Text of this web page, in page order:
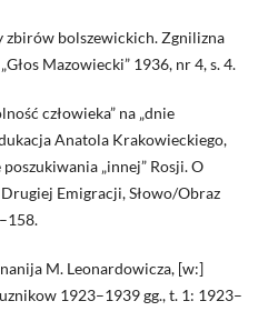
zbirów bolszewickich. Zgnilizna
Mazowiecki” 1936, nr 4, s. 4.
człowieka” na „dnie
Anatola Krakowieckiego,
„innej” Rosji. O
Emigracji, Słowo/Obraz
M. Leonardowicza, [w:]
1923–1939 gg., t. 1: 1923–